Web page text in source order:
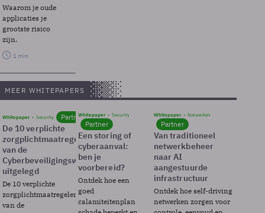
Waarom je oude
applicaties je
grootste risico
zijn.
1 min
MEER WHITEPAPERS
Whitepaper Security Partner
De 10 verplichte
zorgplichtmaatregelen
van de
Cyberbeveiligingswet
uitgelegd
De 10 verplichte
zorgplichtmaatregelen
van de
Whitepaper Security
Partner
Een storing of
cyberaanval:
ben je
voorbereid?
Ontdek hoe een
goed
calamiteitenplan
Whitepaper Netwerken
Partner
Van traditioneel
netwerkbeheer
naar AI
aangestuurde
infrastructuur
Ontdek hoe self-driving
netwerken zorgen voor